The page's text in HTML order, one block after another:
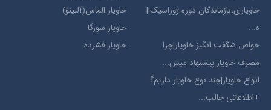
خاویاری،بازماندگان دوره ژوراسیک!|
ه...
خواص شگفت انگیز خاویار|چرا
مصرف خاویار پیشنهاد میش...
انواع خاویار|چند نوع خاویار داریم؟
+اطلاعاتی جالب...
خاویار الماس(آلبینو)
خاویار سورگا
خاویار فشرده